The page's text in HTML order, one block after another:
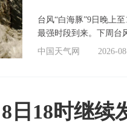
台风“白海豚”9日晚上
最强时段到来。下周台
中国天气网
2026-
日18时继续